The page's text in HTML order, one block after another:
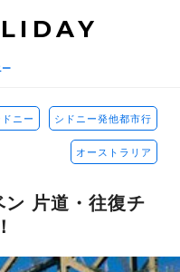
ー
ドニー シドニー発他都市行
オーストラリア
ン 片道・往復チ